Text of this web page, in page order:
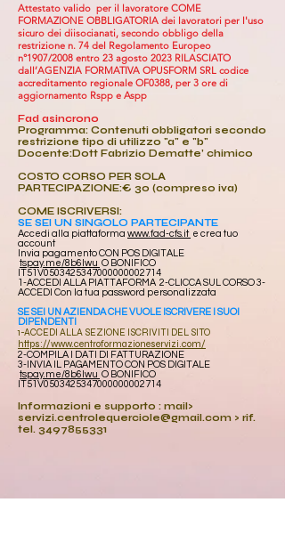
Attestato valido per il lavoratore COME
FORMAZIONE OBBLIGATORIA dei lavoratori per l'uso
sicuro dei diisocianati, secondo obbligo della
restrizione n. 74 del Regolamento Europeo
n°1907/2008 entro 23 agosto 2023 RILASCIATO
dall’AGENZIA FORMATIVA OPUSFORM SRL codice
accreditamento regionale OF0388, per 3 ore di
aggiornamento Rspp e Aspp
Fad asincrono
Programma: Contenuti obbligatori secondo
restrizione tipo di utilizzo "a" e "b"
Docente:Dott Fabrizio Dematte’ chimico
COSTO CORSO PER SOLA
PARTECIPAZIONE:€ 30 (compreso iva)
COME ISCRIVERSI:
SE SEI UN SINGOLO PARTECIPANTE
Accedi alla piattaforma www.fad-cfs.it e crea tuo
account
Invia pagamentoCON POS DIGITALE
tspay.me/8b6lwu O BONIFICO
IT51V0503425347000000002714
1-ACCEDI ALLA PIATTAFORMA 2-CLICCA SUL CORSO 3-
ACCEDI Con la tua password personalizzata
SE SEI UN AZIENDA CHE VUOLE ISCRIVERE I SUOI
DIPENDENTI
1-ACCEDI ALLA SEZIONE ISCRIVITI DEL SITO
https://www.centroformazioneservizi.com/
2-COMPILA I DATI DI FATTURAZIONE
3-INVIA IL PAGAMENTO CON POS DIGITALE
tspay.me/8b6lwu O BONIFICO
IT51V0503425347000000002714
Informazioni e supporto : mail>
servizi.centrolequerciole@gmail.com > rif.
tel. 3497855331